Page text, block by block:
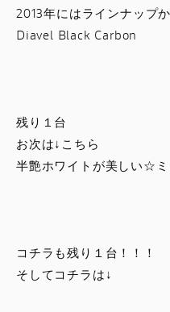
お問合せ
2013年にはラインナップ
Diavel Black Carbon
残り１台
お次は↓こちら
半艶ホワイトが美しい☆
コチラも残り１台！！！
そしてコチラは↓